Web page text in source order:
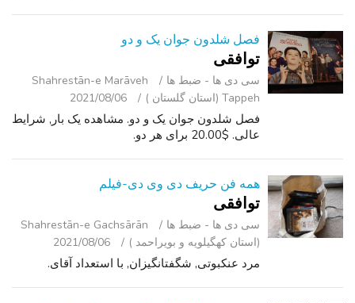
فصل شلدون جوان یک و دو
توافقی
سی ‌دی ‌ها - ضبط‌ ها
Shahrestān-e Marāveh
Tappeh (استان گلستان )
2021/08/06
فصل شلدون جوان یک و دو. مشاهده یک بار, شرایط
عالی. $20.00 برای هر دو.
همه فن حریف دی وی دی-فیلم
توافقی
سی ‌دی ‌ها - ضبط‌ ها
Shahrestān-e Gachsārān
(استان کهگیلویه و بویراحمد )
2021/08/06
مرد عنکبوتی, شگفتانگیزان, با استعداد آقای.